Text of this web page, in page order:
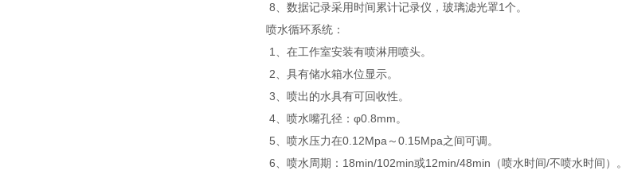
8、数据记录采用时间累计记录仪，玻璃滤光罩1个。
喷水循环系统：
1、在工作室安装有喷淋用喷头。
2、具有储水箱水位显示。
3、喷出的水具有可回收性。
4、喷水嘴孔径：φ0.8mm。
5、喷水压力在0.12Mpa～0.15Mpa之间可调。
6、喷水周期：18min/102min或12min/48min（喷水时间/不喷水时间）。